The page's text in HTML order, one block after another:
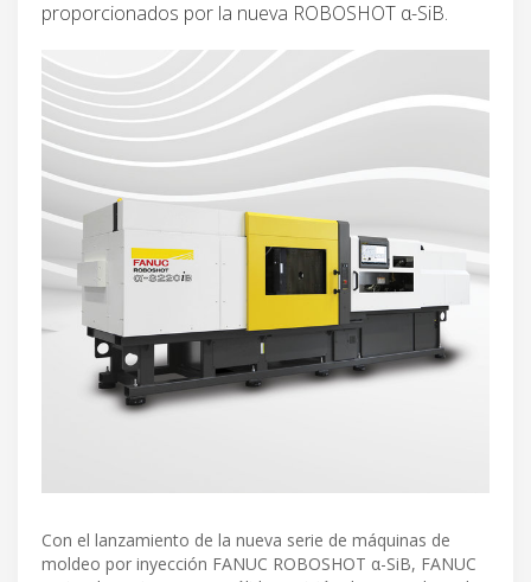
proporcionados por la nueva ROBOSHOT α-SiB.
Con el lanzamiento de la nueva serie de máquinas de
moldeo por inyección FANUC ROBOSHOT α-SiB, FANUC